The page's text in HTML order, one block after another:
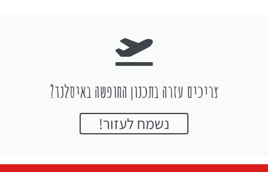
צריכים עזרה בתכנון החופשה באיסלנד?
נשמח לעזור!